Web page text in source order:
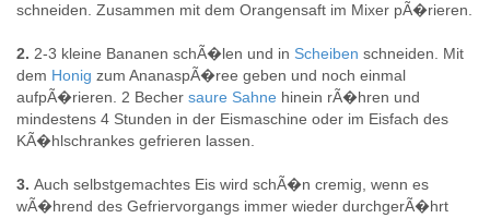
schneiden. Zusammen mit dem Orangensaft im Mixer pÃ�rieren.
2. 2-3 kleine Bananen schÃ�len und in Scheiben schneiden. Mit
dem Honig zum AnanaspÃ�ree geben und noch einmal
aufpÃ�rieren. 2 Becher saure Sahne hinein rÃ�hren und
mindestens 4 Stunden in der Eismaschine oder im Eisfach des
KÃ�hlschrankes gefrieren lassen.
3. Auch selbstgemachtes Eis wird schÃ�n cremig, wenn es
wÃ�hrend des Gefriervorgangs immer wieder durchgerÃ�hrt